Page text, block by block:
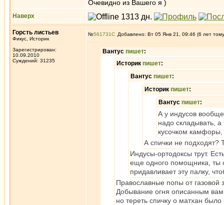
Очевидно из Вашего я )
Наверх
Горсть листьев
Фикус, Историк
Зарегистрирован:
10.09.2010
Суждений: 31235
№561731 Добавлено: Вт 05 Янв 21, 09:46 (6 лет
Вантус пишет:
Историк пишет:
Вантус пишет:
Историк пишет:
Вантус пишет:
А у индусов
надо складывать,
кусочком камфоры,
А спички не подходят?
Индусы-ортодоксы трут.
еще одного помощника, ты
придавливает эту палку,
Православные попы от газовой
Добывание огня описанным
но тереть спичку о матхан